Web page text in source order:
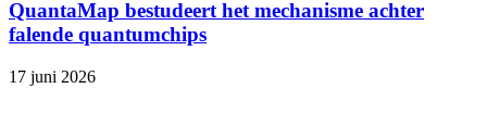
QuantaMap bestudeert het mechanisme achter
falende quantumchips
17 juni 2026